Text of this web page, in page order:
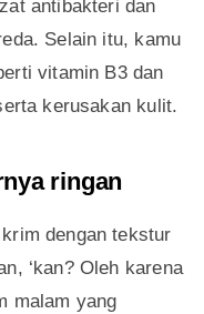
antibakteri dan
Selain itu, kamu
vitamin B3 dan
kerusakan kulit.
ringan
dengan tekstur
‘kan? Oleh karena
malam yang